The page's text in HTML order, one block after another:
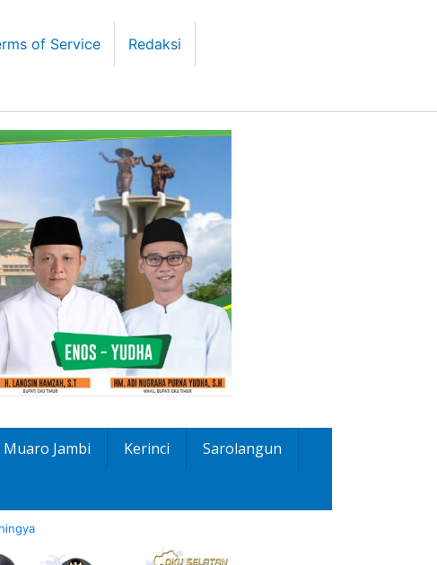
of Service Redaksi
Muaro Jambi Kerinci Sarolangun